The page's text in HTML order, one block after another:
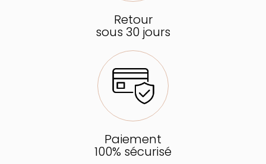
Retour
sous 30 jours
Paiement
100% sécurisé